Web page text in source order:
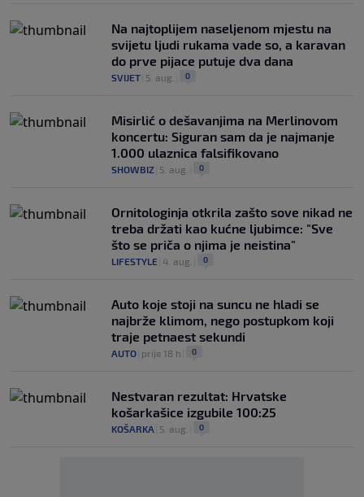
Na najtoplijem naseljenom mjestu na
svijetu ljudi rukama vade so, a karavan
do prve pijace putuje dva dana
SVIJET 5. aug. 0
Misirlić o dešavanjima na Merlinovom
koncertu: Siguran sam da je najmanje
1.000 ulaznica falsifikovano
SHOWBIZ 5. aug. 0
Ornitologinja otkrila zašto sove nikad ne
treba držati kao kućne ljubimce: "Sve
što se priča o njima je neistina"
LIFESTYLE 4. aug. 0
Auto koje stoji na suncu ne hladi se
najbrže klimom, nego postupkom koji
traje petnaest sekundi
AUTO prije 18 h 0
Nestvaran rezultat: Hrvatske
košarkašice izgubile 100:25
KOŠARKA 5. aug. 0